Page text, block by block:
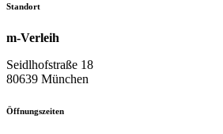
Standort
m-Verleih
Seidlhofstraße 18
80639 München
Öffnungszeiten